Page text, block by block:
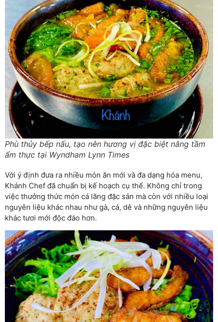
Phù thủy bếp nấu, tạo nên hương vị đặc biệt nâng tầm
ẩm thực tại Wyndham Lynn Times
Với ý định đưa ra nhiều món ăn mới và đa dạng hóa menu,
Khánh Chef đã chuẩn bị kế hoạch cụ thể. Không chỉ trong
việc thưởng thức món cá lăng đặc sản mà còn với nhiều loại
nguyên liệu khác nhau như gà, cá, dê và những nguyên liệu
khác tươi mới độc đáo hơn.